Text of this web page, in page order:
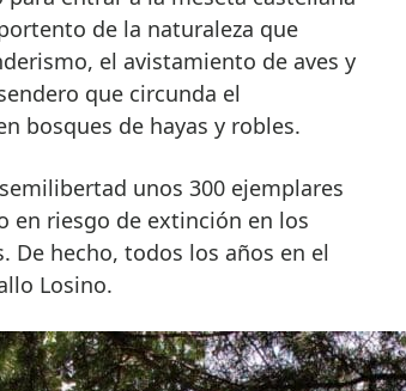
de la naturaleza que
el avistamiento de aves y
que circunda el
bosques de hayas y robles.
unos 300 ejemplares
en riesgo de extinción en los
De hecho, todos los años en el
Losino.